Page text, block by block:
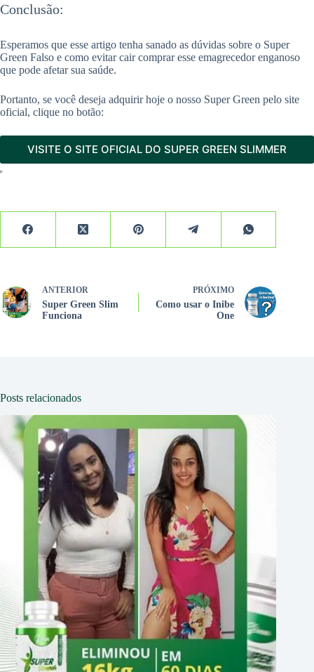
Conclusão:
Esperamos que esse artigo tenha sanado as dúvidas sobre o Super
Green Falso e como evitar cair comprar esse emagrecedor enganoso
que pode afetar sua saúde.
Portanto, se você deseja adquirir hoje o nosso Super Green pelo site
oficial, clique no botão:
VISITE O SITE OFICIAL DO SUPER GREEN SLIMMER
ANTERIOR
Super Green Slim
Funciona
PRÓXIMO
Como usar o Inibe
One
Posts relacionados